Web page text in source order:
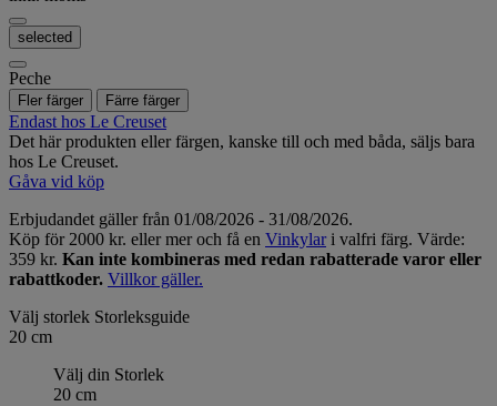
selected
Peche
Fler färger Färre färger
Endast hos Le Creuset
Det här produkten eller färgen, kanske till och med båda, säljs bara
hos Le Creuset.
Gåva vid köp
Erbjudandet gäller från 01/08/2026 - 31/08/2026.
Köp för 2000 kr. eller mer och få en Vinkylari valfri färg. Värde:
359 kr. Kan inte kombineras med redan rabatterade varor eller
rabattkoder. Villkor gäller.
Välj storlek Storleksguide
20 cm
Välj din Storlek
20 cm